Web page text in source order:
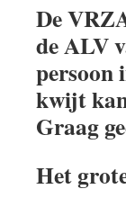
De
de ALV
persoon
kwijt
Graag
Het